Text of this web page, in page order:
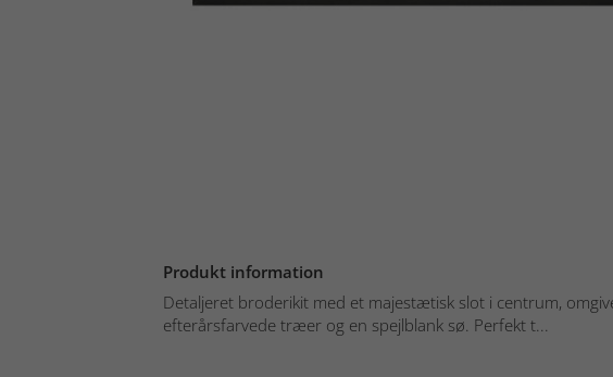
Produkt information
Detaljeret broderikit med et majestætisk slot i centrum,
efterårsfarvede træer og en spejlblank sø. Perfekt t...